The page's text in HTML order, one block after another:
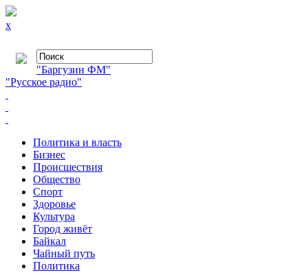
x
"Баргузин ФМ"
"Русское радио"
Политика и власть
Бизнес
Происшествия
Общество
Cпорт
Здоровье
Культура
Город живёт
Байкал
Чайный путь
Политика